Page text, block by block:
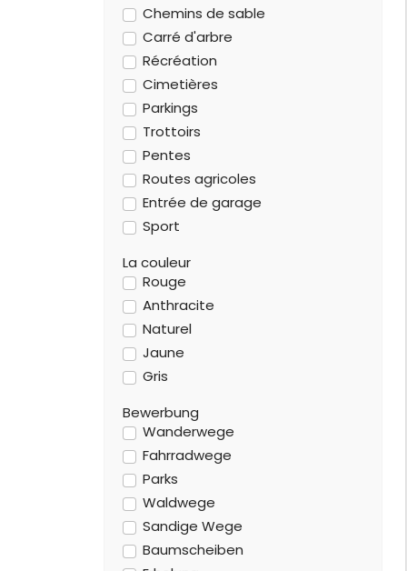
Chemins de sable
Carré d'arbre
Récréation
Cimetières
Parkings
Trottoirs
Pentes
Routes agricoles
Entrée de garage
Sport
La couleur
Rouge
Anthracite
Naturel
Jaune
Gris
Bewerbung
Wanderwege
Fahrradwege
Parks
Waldwege
Sandige Wege
Baumscheiben